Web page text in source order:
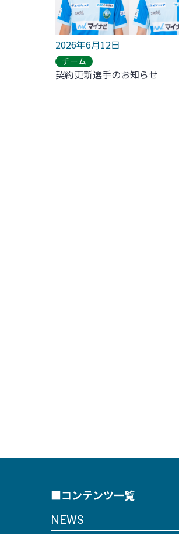
2026年6月12日
チーム
契約更新選手のお知らせ
■コンテンツ一覧
NEWS